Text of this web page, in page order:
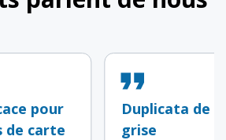
pour
de carte
Duplicata de
grise